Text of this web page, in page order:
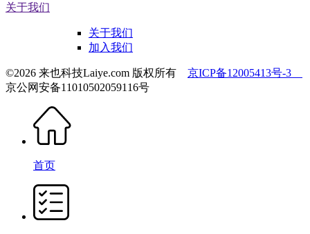
关于我们
关于我们
加入我们
©2026 来也科技Laiye.com 版权所有 京ICP备12005413号-3
京公网安备11010502059116号
首页